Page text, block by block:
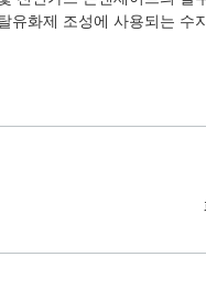
유화제 조성에 사용되는 수